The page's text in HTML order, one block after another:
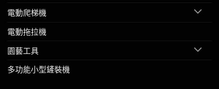
電動爬梯機
電動拖拉機
園藝工具
多功能小型鏟裝機